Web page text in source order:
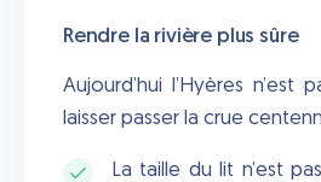
Rendre la rivière plus sûre
Aujourd’hui l’Hyères n’est
laisser passer la crue
La taille du lit n’est